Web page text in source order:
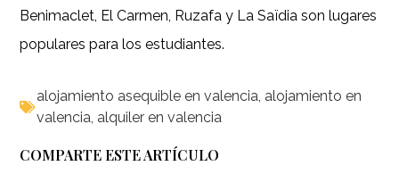
Benimaclet, El Carmen, Ruzafa y La Saïdia son lugares
populares para los estudiantes.
alojamiento asequible en valencia alojamiento en
valencia alquiler en valencia
COMPARTE ESTE ARTÍCULO